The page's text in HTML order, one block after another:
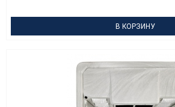
В КОРЗИНУ